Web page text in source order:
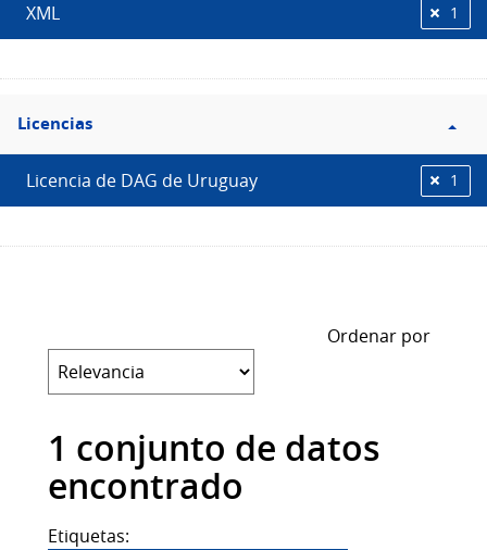
XML 1
Filtro
Licencias
Licencias
Licencia de DAG de Uruguay 1
Ordenar por
1 conjunto de datos
encontrado
Etiquetas: